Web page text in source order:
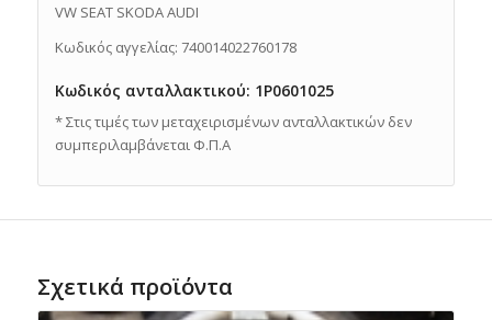
VW SEAT SKODA AUDI
Κωδικός αγγελίας: 740014022760178
Κωδικός ανταλλακτικού: 1P0601025
* Στις τιμές των μεταχειρισμένων ανταλλακτικών δεν
συμπεριλαμβάνεται Φ.Π.Α
Σχετικά προϊόντα